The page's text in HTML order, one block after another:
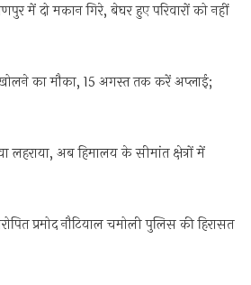
में दो मकान गिरे, बेघर हुए परिवारों को नहीं
खोलने का मौका, 15 अगस्त तक करें अप्लाई;
लहराया, अब हिमालय के सीमांत क्षेत्रों में
प्रमोद नौटियाल चमोली पुलिस की हिरासत